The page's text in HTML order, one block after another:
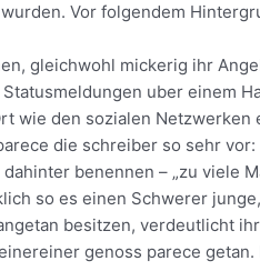
Vor folgendem
gleichwohl mickerig ihr
uber einem
wie den sozialen
die schreiber so sehr
benennen – „zu viele
so es einen Schwerer
besitzen, verdeutlicht
genoss parece getan.